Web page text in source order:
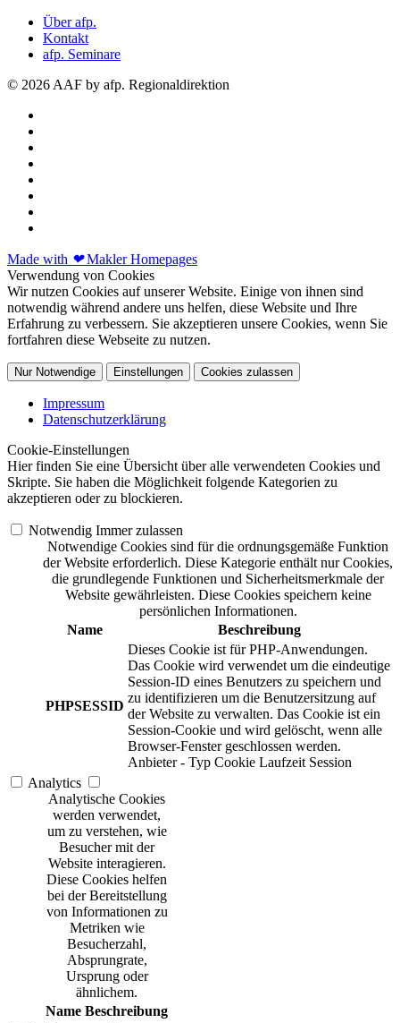
Über afp.
Kontakt
afp. Seminare
© 2026 AAF by afp. Regionaldirektion
Made with ❤Makler Homepages
Verwendung von Cookies
Wir nutzen Cookies auf unserer Website. Einige von ihnen sind
notwendig während andere uns helfen, diese Website und Ihre
Erfahrung zu verbessern. Sie akzeptieren unsere Cookies, wenn Sie
fortfahren diese Webseite zu nutzen.
Nur Notwendige Einstellungen Cookies zulassen
Impressum
Datenschutzerklärung
Cookie-Einstellungen
Hier finden Sie eine Übersicht über alle verwendeten Cookies und
Skripte. Sie haben die Möglichkeit folgende Kategorien zu
akzeptieren oder zu blockieren.
Notwendig Immer zulassen
Notwendige Cookies sind für die ordnungsgemäße Funktion
der Website erforderlich. Diese Kategorie enthält nur Cookies,
die grundlegende Funktionen und Sicherheitsmerkmale der
Website gewährleisten. Diese Cookies speichern keine
persönlichen Informationen.
Name
Beschreibung
PHPSESSID
Dieses Cookie ist für PHP-Anwendungen.
Das Cookie wird verwendet um die eindeutige
Session-ID eines Benutzers zu speichern und
zu identifizieren um die Benutzersitzung auf
der Website zu verwalten. Das Cookie ist ein
Session-Cookie und wird gelöscht, wenn alle
Browser-Fenster geschlossen werden.
Anbieter - Typ Cookie Laufzeit Session
Analytics
Analytische Cookies
werden verwendet,
um zu verstehen, wie
Besucher mit der
Website interagieren.
Diese Cookies helfen
bei der Bereitstellung
von Informationen zu
Metriken wie
Besucherzahl,
Absprungrate,
Ursprung oder
ähnlichem.
Name Beschreibung